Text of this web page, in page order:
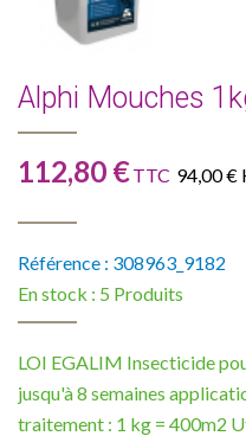
Alphi Mouches
112,80 €TTC 94,00 €
Référence : 308963_9182
En stock : 5 Produits
LOI EGALIM Insecticide
jusqu'à 8 semaines
traitement : 1 kg = 400m2